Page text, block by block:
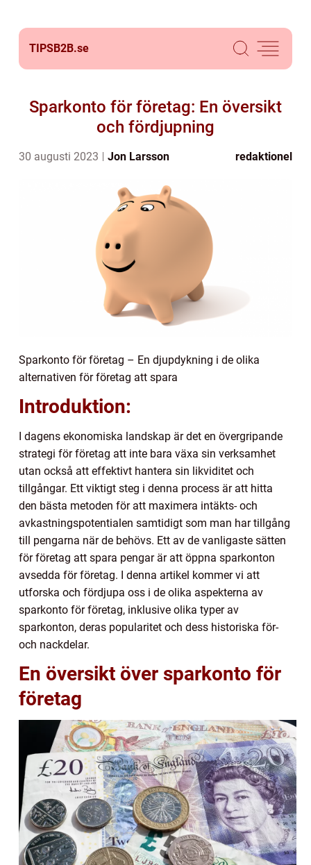
TIPSB2B.se
Sparkonto för företag: En översikt
och fördjupning
30 augusti 2023 Jon Larsson redaktionel
Sparkonto för företag – En djupdykning i de olika
alternativen för företag att spara
Introduktion:
I dagens ekonomiska landskap är det en övergripande
strategi för företag att inte bara växa sin verksamhet
utan också att effektivt hantera sin likviditet och
tillgångar. Ett viktigt steg i denna process är att hitta
den bästa metoden för att maximera intäkts- och
avkastningspotentialen samtidigt som man har tillgång
till pengarna när de behövs. Ett av de vanligaste sätten
för företag att spara pengar är att öppna sparkonton
avsedda för företag. I denna artikel kommer vi att
utforska och fördjupa oss i de olika aspekterna av
sparkonto för företag, inklusive olika typer av
sparkonton, deras popularitet och dess historiska för-
och nackdelar.
En översikt över sparkonto för
företag